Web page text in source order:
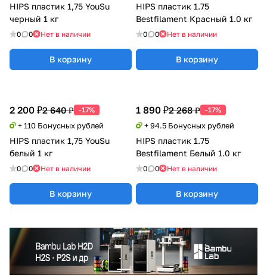
HIPS пластик 1,75 YouSu
черный 1 кг
0 0 Нет в наличии
В корзину
HIPS пластик 1.75
Bestfilament Красный 1.0 кг
0 0 Нет в наличии
В корзину
2 200 ₽2 640 ₽ -17%
+ 110 Бонусных рублей
HIPS пластик 1,75 YouSu
белый 1 кг
0 0 Нет в наличии
В корзину
1 890 ₽2 268 ₽ -17%
+ 94.5 Бонусных рублей
HIPS пластик 1.75
Bestfilament Белый 1.0 кг
0 0 Нет в наличии
В корзину